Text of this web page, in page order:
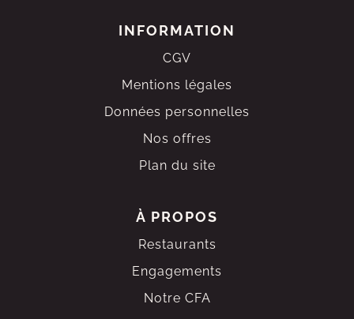
INFORMATION
CGV
Mentions légales
Données personnelles
Nos offres
Plan du site
À PROPOS
Restaurants
Engagements
Notre CFA